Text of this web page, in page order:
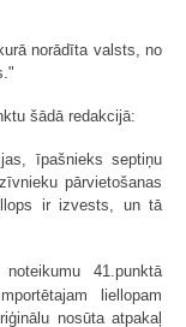
norādīta valsts, no
šādā redakcijā:
īpašnieks septiņu
pārvietošanas
ir izvests, un tā
41.punktā
liellopam
nosūta atpakaļ